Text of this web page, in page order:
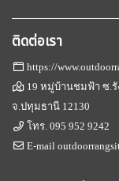
ติดต่อเรา
https://
19 หมู่บ้านชมฟ้า ซ.
จ.ปทุมธานี 12130
โทร.095 952 9242
E-mail